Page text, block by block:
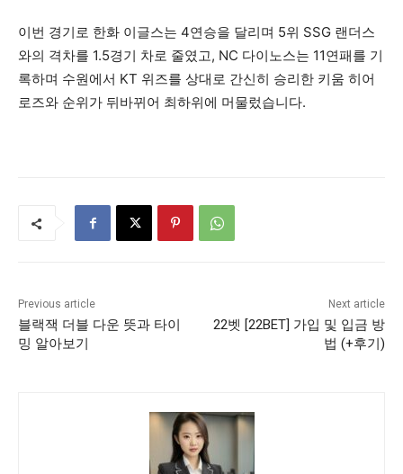
이번 경기로 한화 이글스는 4연승을 달리며 5위 SSG 랜더스
와의 격차를 1.5경기 차로 줄였고, NC 다이노스는 11연패를 기
록하며 수원에서 KT 위즈를 상대로 간신히 승리한 키움 히어
로즈와 순위가 뒤바뀌어 최하위에 머물렀습니다.
Previous article
블랙잭 더블 다운 뜻과 타이
밍 알아보기
Next article
22벳 [22BET] 가입 및 입금 방
법 (+후기)